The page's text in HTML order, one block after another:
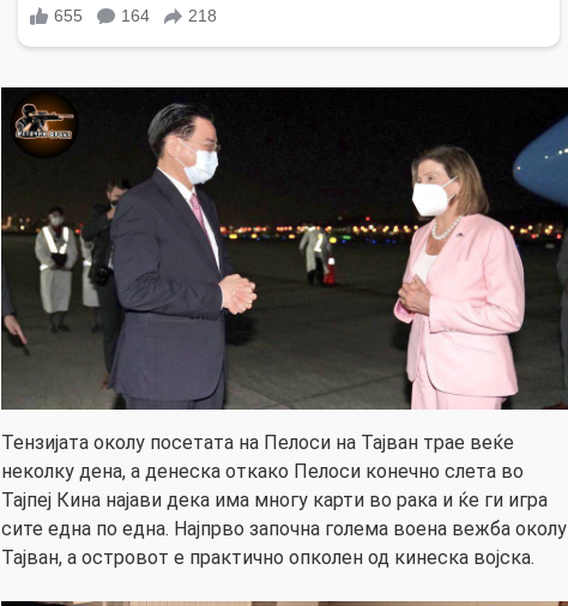
Тензијата околу посетата на Пелоси на Тајван трае веќе
неколку дена, а денеска откако Пелоси конечно слета во
Тајпеј Кина најави дека има многу карти во рака и ќе ги игра
сите една по една. Најпрво започна голема воена вежба околу
Тајван, а островот е практично опколен од кинеска војска.